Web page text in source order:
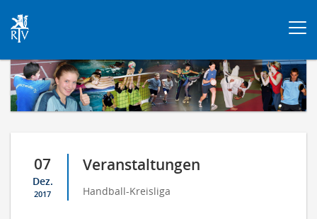
07
Dez.
2017
Veranstaltungen
Handball-Kreisliga